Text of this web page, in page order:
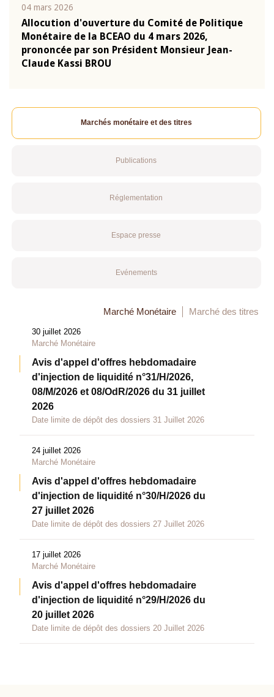
04 mars 2026
Allocution d'ouverture du Comité de Politique
Monétaire de la BCEAO du 4 mars 2026,
prononcée par son Président Monsieur Jean-
Claude Kassi BROU
Marchés monétaire et des titres
Publications
Réglementation
Espace presse
Evénements
Marché Monétaire Marché des titres
30 juillet 2026
Marché Monétaire
Avis d'appel d'offres hebdomadaire
d'injection de liquidité n°31/H/2026,
08/M/2026 et 08/OdR/2026 du 31 juillet
2026
Date limite de dépôt des dossiers 31 Juillet 2026
24 juillet 2026
Marché Monétaire
Avis d'appel d'offres hebdomadaire
d'injection de liquidité n°30/H/2026 du
27 juillet 2026
Date limite de dépôt des dossiers 27 Juillet 2026
17 juillet 2026
Marché Monétaire
Avis d'appel d'offres hebdomadaire
d'injection de liquidité n°29/H/2026 du
20 juillet 2026
Date limite de dépôt des dossiers 20 Juillet 2026